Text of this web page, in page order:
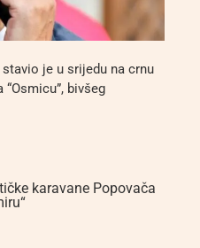
je u srijedu na crnu
bivšeg
karavane Popovača